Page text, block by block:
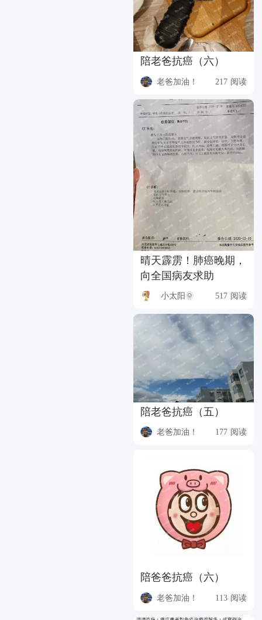
陪老爸抗癌（六）
老爸加油！ 217 阅读
晴天霹雳！肺癌晚期，
向全国病友求助
小太阳🌞 517 阅读
陪老爸抗癌（五）
老爸加油！ 177 阅读
陪爸爸抗癌（六）
老爸加油！ 113 阅读